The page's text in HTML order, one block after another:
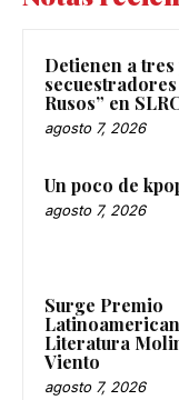
Detienen a
Rusos” en
agosto 7, 2026
Un poco de
agosto 7, 2026
Surge Premio
Literatura
Viento
agosto 7, 2026